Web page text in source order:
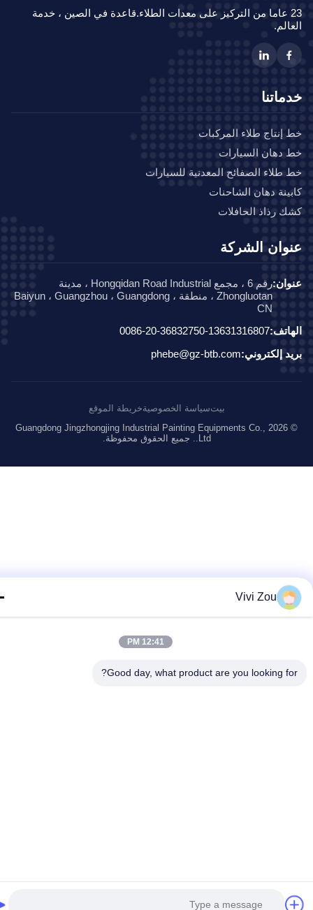
23 عاما من التركيز على معدات الطلاء.قاعدة في الصين ، خدمة
طلاء المركبات
دهان السيارات
الصفائح المعدنية للسيارات
دهان الشاحنات
رذاذ الحافلات
الشركة
رقم 6 ، مجمع Hongqidan Road Industrial ، مدينة
Zhongluotan ، منطقة Baiyun ، Guangzhou ، Guangdong ،
0086-20-36832750-13631316807
إلكتروني: phebe@gz-btb.com
سياسة الخصوصيةخريطة الموقع
© 2026 Guangdong Jingzhongjing Industrial Painting Equipments Co.,
Vivi Zou
12:41 PM
Good day, what product are you looking